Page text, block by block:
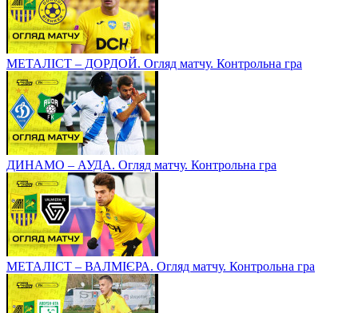
МЕТАЛІСТ – ДОРДОЙ. Огляд матчу. Контрольна гра
ДИНАМО – АУДА. Огляд матчу. Контрольна гра
МЕТАЛІСТ – ВАЛМІЄРА. Огляд матчу. Контрольна гра